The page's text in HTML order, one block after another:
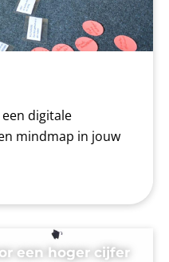
digitale
mindmap in jouw
een hoger cijfer